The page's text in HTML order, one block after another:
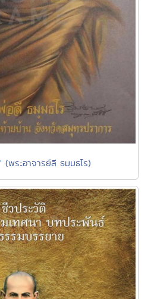
ระอาจารย์ลี ธมฺมธโร)